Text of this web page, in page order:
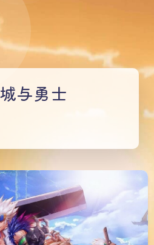
与勇士